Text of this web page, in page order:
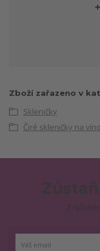
Zboží zařazeno v
Skleničky
Čiré skleničky na víno